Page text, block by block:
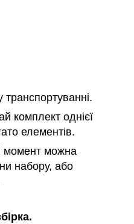
транспортуванні.
комплект однієї
елементів.
момент можна
набору, або